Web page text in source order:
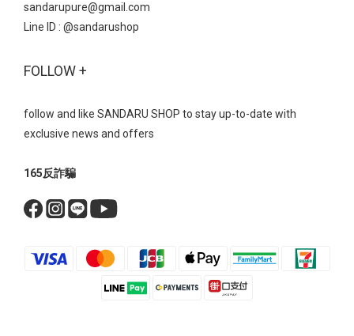
sandarupure@gmail.com
Line ID : @sandarushop
FOLLOW +
follow and like SANDARU SHOP to stay up-to-date with
exclusive news and offers
165反詐騙